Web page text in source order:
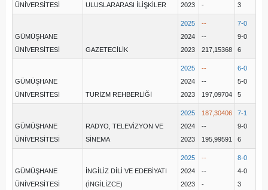
ÜNİVERSİTESİ
ULUSLARARASI İLİŞKİLER
2023
-
3
GÜMÜŞHANE
ÜNİVERSİTESİ
GAZETECİLİK
2025
2024
2023
--
--
217,15368
7-0
9-0
6
GÜMÜŞHANE
ÜNİVERSİTESİ
TURİZM REHBERLİĞİ
2025
2024
2023
--
--
197,09704
6-0
5-0
5
GÜMÜŞHANE
ÜNİVERSİTESİ
RADYO, TELEVİZYON VE
SİNEMA
2025
2024
2023
187,30406
--
195,99591
7-1
9-0
6
GÜMÜŞHANE
ÜNİVERSİTESİ
İNGİLİZ DİLİ VE EDEBİYATI
(İNGİLİZCE)
2025
2024
2023
--
--
-
8-0
4-0
3